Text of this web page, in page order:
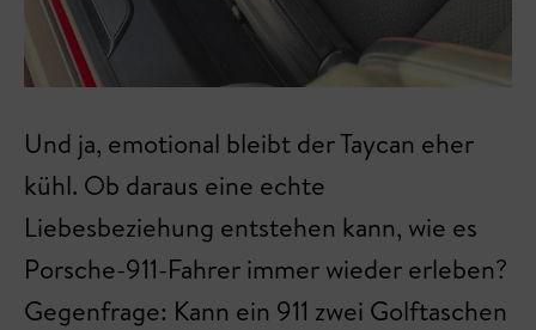
Und ja, emotional bleibt der Taycan eher
kühl. Ob daraus eine echte
Liebesbeziehung entstehen kann, wie es
Porsche-911-Fahrer immer wieder erleben?
Gegenfrage: Kann ein 911 zwei Golftaschen